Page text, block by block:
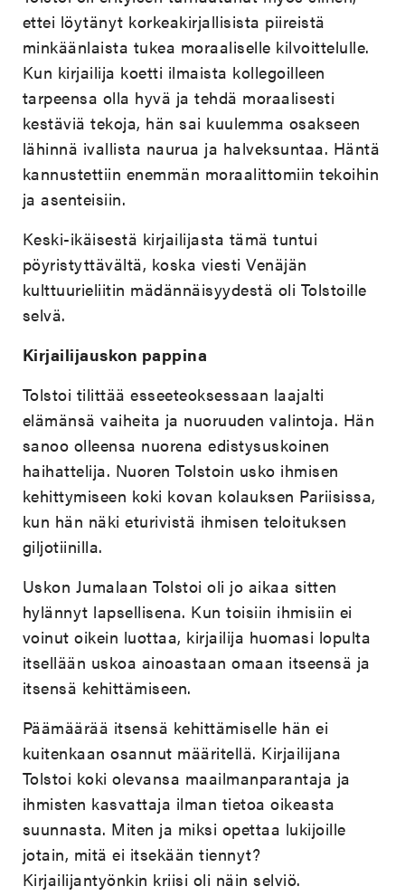
ettei löytänyt korkeakirjallisista piireistä
minkäänlaista tukea moraaliselle kilvoittelulle.
Kun kirjailija koetti ilmaista kollegoilleen
tarpeensa olla hyvä ja tehdä moraalisesti
kestäviä tekoja, hän sai kuulemma osakseen
lähinnä ivallista naurua ja halveksuntaa. Häntä
kannustettiin enemmän moraalittomiin tekoihin
ja asenteisiin.
Keski-ikäisestä kirjailijasta tämä tuntui
pöyristyttävältä, koska viesti Venäjän
kulttuurieliitin mädännäisyydestä oli Tolstoille
selvä.
Kirjailijauskon pappina
Tolstoi tilittää esseeteoksessaan laajalti
elämänsä vaiheita ja nuoruuden valintoja. Hän
sanoo olleensa nuorena edistysuskoinen
haihattelija. Nuoren Tolstoin usko ihmisen
kehittymiseen koki kovan kolauksen Pariisissa,
kun hän näki eturivistä ihmisen teloituksen
giljotiinilla.
Uskon Jumalaan Tolstoi oli jo aikaa sitten
hylännyt lapsellisena. Kun toisiin ihmisiin ei
voinut oikein luottaa, kirjailija huomasi lopulta
itsellään uskoa ainoastaan omaan itseensä ja
itsensä kehittämiseen.
Päämäärää itsensä kehittämiselle hän ei
kuitenkaan osannut määritellä. Kirjailijana
Tolstoi koki olevansa maailmanparantaja ja
ihmisten kasvattaja ilman tietoa oikeasta
suunnasta. Miten ja miksi opettaa lukijoille
jotain, mitä ei itsekään tiennyt?
Kirjailijantyönkin kriisi oli näin selviö.